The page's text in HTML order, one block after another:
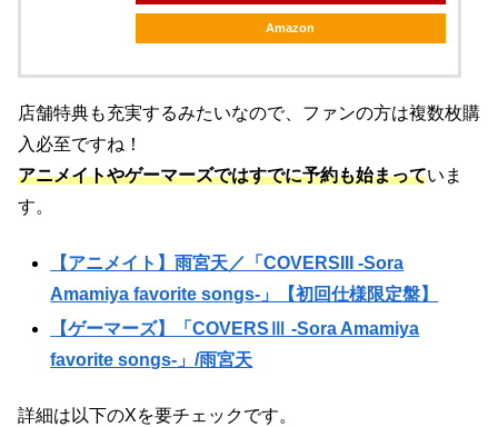
Amazon
店舗特典も充実するみたいなので、ファンの方は複数枚購
入必至ですね！
アニメイトやゲーマーズではすでに予約も始まっていま
す。
【アニメイト】雨宮天／「COVERSIII -Sora
Amamiya favorite songs-」【初回仕様限定盤】
【ゲーマーズ】「COVERSⅢ -Sora Amamiya
favorite songs-」/雨宮天
詳細は以下のXを要チェックです。